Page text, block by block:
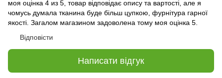
моя оцінка 4 из 5, товар відповідає опису та вартості, але я
чомусь думала тканина буде більш цупкою, фурнітура гарної
якості. Загалом магазином задоволена тому моя оцінка 5.
Відповісти
Написати відгук